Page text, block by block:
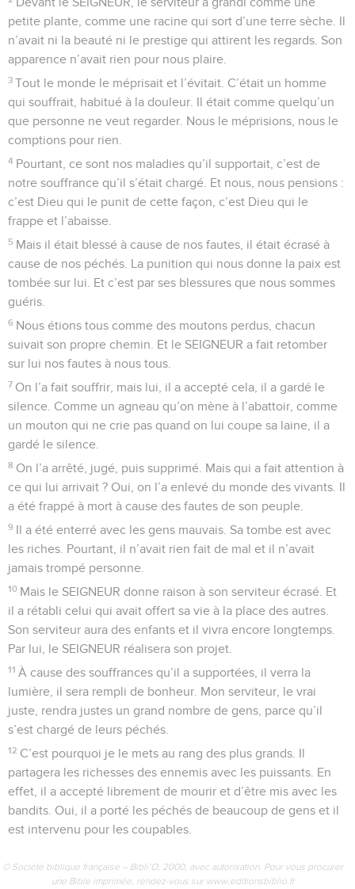
petite plante, comme une racine qui sort d’une terre sèche. Il
n’avait ni la beauté ni le prestige qui attirent les regards. Son
apparence n’avait rien pour nous plaire.
3 Tout le monde le méprisait et l’évitait. C’était un homme
qui souffrait, habitué à la douleur. Il était comme quelqu’un
que personne ne veut regarder. Nous le méprisions, nous le
comptions pour rien.
4 Pourtant, ce sont nos maladies qu’il supportait, c’est de
notre souffrance qu’il s’était chargé. Et nous, nous pensions :
c’est Dieu qui le punit de cette façon, c’est Dieu qui le
frappe et l’abaisse.
5 Mais il était blessé à cause de nos fautes, il était écrasé à
cause de nos péchés. La punition qui nous donne la paix est
tombée sur lui. Et c’est par ses blessures que nous sommes
guéris.
6 Nous étions tous comme des moutons perdus, chacun
suivait son propre chemin. Et le SEIGNEUR a fait retomber
sur lui nos fautes à nous tous.
7 On l’a fait souffrir, mais lui, il a accepté cela, il a gardé le
silence. Comme un agneau qu’on mène à l’abattoir, comme
un mouton qui ne crie pas quand on lui coupe sa laine, il a
gardé le silence.
8 On l’a arrêté, jugé, puis supprimé. Mais qui a fait attention à
ce qui lui arrivait ? Oui, on l’a enlevé du monde des vivants. Il
a été frappé à mort à cause des fautes de son peuple.
9 Il a été enterré avec les gens mauvais. Sa tombe est avec
les riches. Pourtant, il n’avait rien fait de mal et il n’avait
jamais trompé personne.
10 Mais le SEIGNEUR donne raison à son serviteur écrasé. Et
il a rétabli celui qui avait offert sa vie à la place des autres.
Son serviteur aura des enfants et il vivra encore longtemps.
Par lui, le SEIGNEUR réalisera son projet.
11 À cause des souffrances qu’il a supportées, il verra la
lumière, il sera rempli de bonheur. Mon serviteur, le vrai
juste, rendra justes un grand nombre de gens, parce qu’il
s’est chargé de leurs péchés.
12 C’est pourquoi je le mets au rang des plus grands. Il
partagera les richesses des ennemis avec les puissants. En
effet, il a accepté librement de mourir et d’être mis avec les
bandits. Oui, il a porté les péchés de beaucoup de gens et il
est intervenu pour les coupables.
© Société biblique française – Bibli’O, 2000, avec autorisation. Pour vous procurer
une Bible imprimée, rendez-vous sur www.editionsbiblio.fr